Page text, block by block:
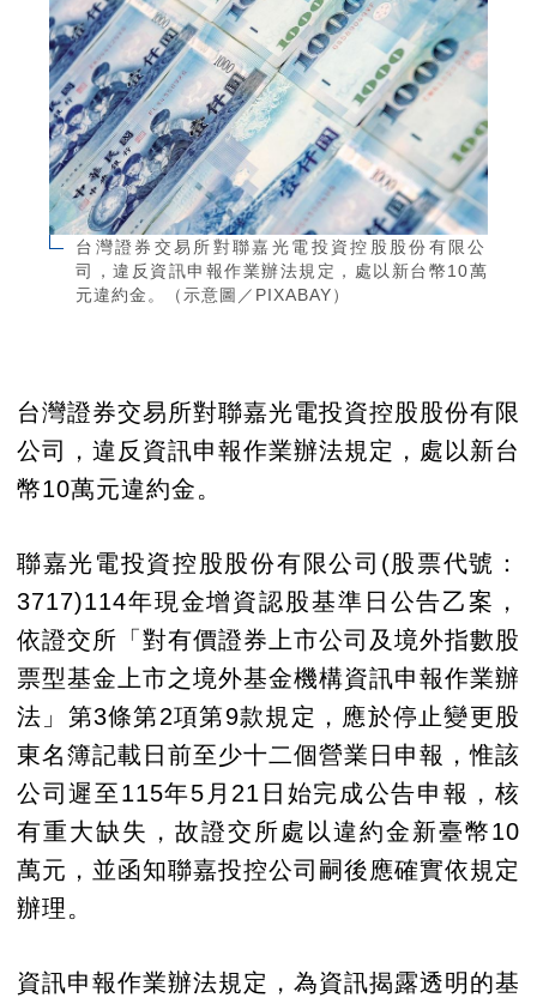
台灣證券交易所對聯嘉光電投資控股股份有限公
司，違反資訊申報作業辦法規定，處以新台幣10萬
元違約金。（示意圖／PIXABAY）
台灣證券交易所對聯嘉光電投資控股股份有限
公司，違反資訊申報作業辦法規定，處以新台
幣10萬元違約金。
聯嘉光電投資控股股份有限公司(股票代號：
3717)114年現金增資認股基準日公告乙案，
依證交所「對有價證券上市公司及境外指數股
票型基金上市之境外基金機構資訊申報作業辦
法」第3條第2項第9款規定，應於停止變更股
東名簿記載日前至少十二個營業日申報，惟該
公司遲至115年5月21日始完成公告申報，核
有重大缺失，故證交所處以違約金新臺幣10
萬元，並函知聯嘉投控公司嗣後應確實依規定
辦理。
資訊申報作業辦法規定，為資訊揭露透明的基